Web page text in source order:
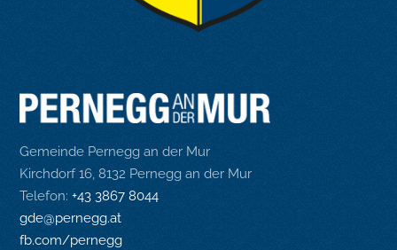
Gemeinde Pernegg an der Mur
Kirchdorf 16, 8132 Pernegg an der Mur
Telefon:+43 3867 8044
gde@pernegg.at
fb.com/pernegg